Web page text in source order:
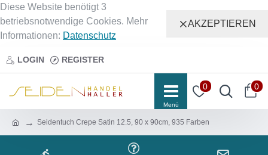
Diese Website benötigt 3
betriebsnotwendige Cookies. Mehr
Informationen: Datenschutz
AKZEPTIEREN
LOGIN REGISTER
0 0
Seidentuch Crepe Satin 12.5, 90 x 90cm, 935 Farben